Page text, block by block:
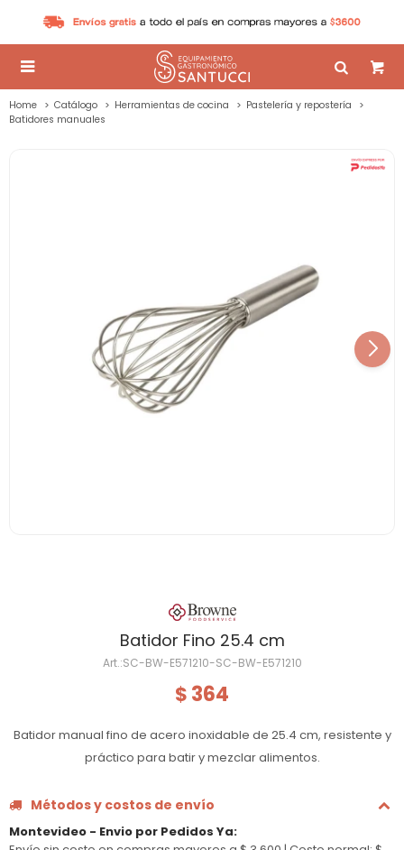

Home Catálogo Herramientas de cocina
Pastelería y repostería
Batidores manuales
Batidor Fino 25.4 cm
SC-BW-E571210-SC-BW-E571210
$ 364
Batidor manual fino de acero inoxidable de 25.4 cm, resistente y
práctico para batir y mezclar alimentos.
Métodos y costos de envío
Montevideo - Envio por Pedidos Ya: